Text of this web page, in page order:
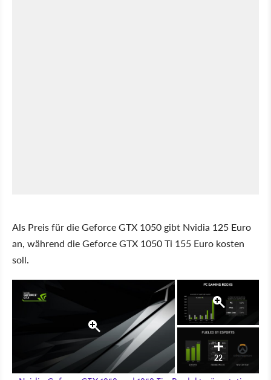
Als Preis für die Geforce GTX 1050 gibt Nvidia 125 Euro
an, während die Geforce GTX 1050 Ti 155 Euro kosten
soll.
22